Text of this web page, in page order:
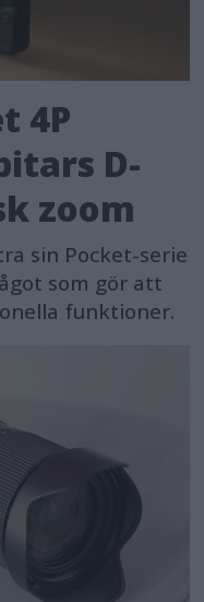
4P
D-
zoom
sin Pocket-serie
som gör att
funktioner.